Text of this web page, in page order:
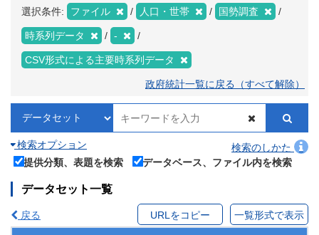
選択条件: ファイル 人口・世帯 国勢調査
時系列データ -
CSV形式による主要時系列データ
政府統計一覧に戻る（すべて解除）
検索オプション
検索のしかた
提供分類、表題を検索
データベース、ファイル内を検索
データセット一覧
戻る URLをコピー 一覧形式で表示